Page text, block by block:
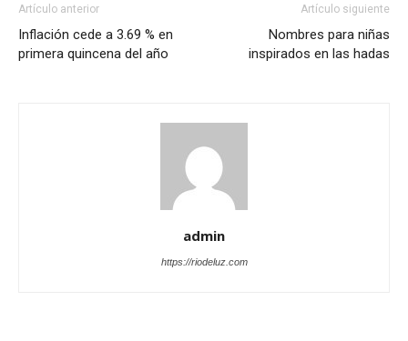
Artículo anterior
Inflación cede a 3.69 % en
primera quincena del año
Artículo siguiente
Nombres para niñas
inspirados en las hadas
admin
https://riodeluz.com